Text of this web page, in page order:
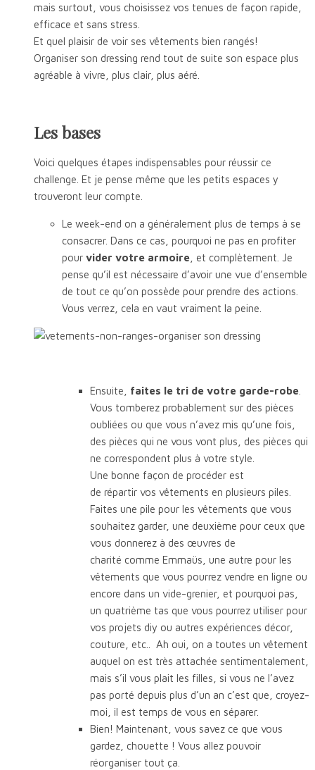
mais surtout, vous choisissez vos tenues de façon rapide,
efficace et sans stress.
Et quel plaisir de voir ses vêtements bien rangés!
Organiser son dressing rend tout de suite son espace plus
agréable à vivre, plus clair, plus aéré.
Les bases
Voici quelques étapes indispensables pour réussir ce
challenge. Et je pense même que les petits espaces y
trouveront leur compte.
Le week-end on a généralement plus de temps à se
consacrer. Dans ce cas, pourquoi ne pas en profiter
pour vider votre armoire , et complètement. Je
pense qu’il est nécessaire d’avoir une vue d’ensemble
de tout ce qu’on possède pour prendre des actions.
Vous verrez, cela en vaut vraiment la peine.
Ensuite, faites le tri de votre garde-robe
Vous tomberez probablement sur des pièces
oubliées ou que vous n’avez mis qu’une fois,
des pièces qui ne vous vont plus, des pièces qui
ne correspondent plus à votre style.
Une bonne façon de procéder est
de répartir vos vêtements en plusieurs piles.
Faites une pile pour les vêtements que vous
souhaitez garder, une deuxième pour ceux que
vous donnerez à des œuvres de
charité comme Emmaüs, une autre pour les
vêtements que vous pourrez vendre en ligne ou
encore dans un vide-grenier, et pourquoi pas,
un quatrième tas que vous pourrez utiliser pour
vos projets diy ou autres expériences décor,
couture, etc.. Ah oui, on a toutes un vêtement
auquel on est très attachée sentimentalement,
mais s’il vous plait les filles, si vous ne l’avez
pas porté depuis plus d’un an c’est que, croyez-
moi, il est temps de vous en séparer.
Bien! Maintenant, vous savez ce que vous
gardez, chouette ! Vous allez pouvoir
réorganiser tout ça.